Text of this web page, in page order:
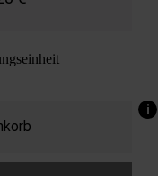
i